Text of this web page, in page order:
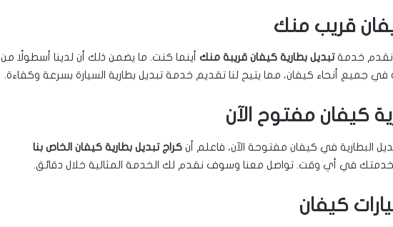
قريب منك
نقدم خدمةتبديل بطارية كيفان قريبة منك أينما كنت. ما يضمن ذلك أن لدينا أسطولًا من
في جميع أنحاء كيفان، مما يتيح لنا تقديم خدمة تبديل بطارية السيارة بسرعة وكفاءة.
كيفان مفتوح الآن
البطارية في كيفان مفتوحة الآن، فاعلم أن كراج تبديل بطارية كيفان الخاص بنا
في أي وقت. تواصل معنا وسوف نقدم لك الخدمة المثالية خلال دقائق.
كيفان